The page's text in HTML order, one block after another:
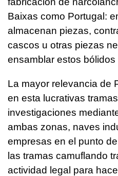
Baixas como Portugal:
almacenan piezas,
cascos u otras piezas
ensamblar estos
La mayor relevancia de
en esta lucrativas
investigaciones
ambas zonas, naves
empresas en el punto
las tramas camuflando
actividad legal para